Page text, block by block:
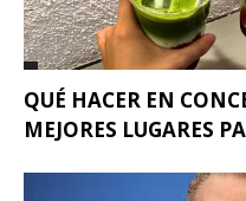
QUÉ HACER EN
MEJORES LUGARES